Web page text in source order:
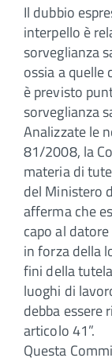
Il dubbio
interpello è
sorveglianza
ossia a quelle
è previsto
sorveglianza
Analizzate le
81/2008, la
materia di
del Ministero
afferma che
capo al
in forza della
fini della
luoghi di
debba essere
articolo 41”.
Questa